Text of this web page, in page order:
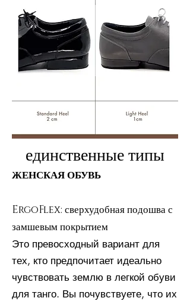
единственные типы
ЖЕНСКАЯ ОБУВЬ
ErgoFlex: сверхудобная подошва с
замшевым покрытием
Это превосходный вариант для
тех, кто предпочитает идеально
чувствовать землю в легкой обуви
для танго. Вы почувствуете, что их